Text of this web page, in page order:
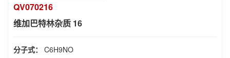
QV070216
维加巴特林杂质 16
分子式： C6H9NO